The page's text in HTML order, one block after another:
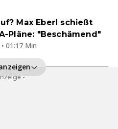
Max Eberl schießt
Pläne: "Beschämend"
01:17 Min
-